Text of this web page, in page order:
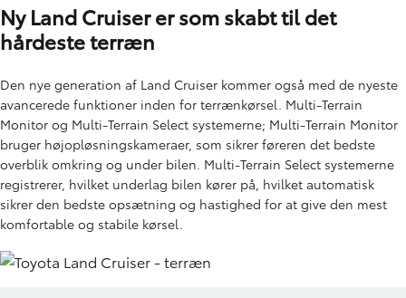
Ny Land Cruiser er som skabt til det
hårdeste terræn
Den nye generation af Land Cruiser kommer også med de nyeste
avancerede funktioner inden for terrænkørsel. Multi-Terrain
Monitor og Multi-Terrain Select systemerne; Multi-Terrain Monitor
bruger højopløsningskameraer, som sikrer føreren det bedste
overblik omkring og under bilen. Multi-Terrain Select systemerne
registrerer, hvilket underlag bilen kører på, hvilket automatisk
sikrer den bedste opsætning og hastighed for at give den mest
komfortable og stabile kørsel.